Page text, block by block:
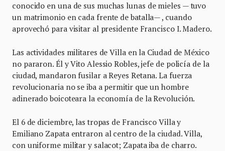
conocido en una de sus muchas lunas de mieles — tuvo
un matrimonio en cada frente de batalla— , cuando
aprovechó para visitar al presidente Francisco I. Madero.
Las actividades militares de Villa en la Ciudad de México
no pararon. Él y Vito Alessio Robles, jefe de policía de la
ciudad, mandaron fusilar a Reyes Retana. La fuerza
revolucionaria no se iba a permitir que un hombre
adinerado boicoteara la economía de la Revolución.
El 6 de diciembre, las tropas de Francisco Villa y
Emiliano Zapata entraron al centro de la ciudad. Villa,
con uniforme militar y salacot; Zapata iba de charro.